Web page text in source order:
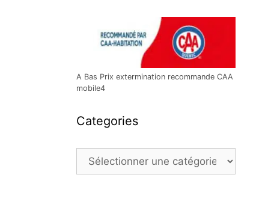
A Bas Prix extermination recommande CAA
mobile4
Categories
Categories